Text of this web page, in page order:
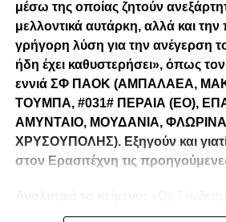
μέσω της οποίας ζητούν
μελλοντικά αυτάρκη, αλλά και την
γρήγορη λύση για την ανέγερση
ήδη έχει καθυστερήσει», όπως
εννιά ΣΦ ΠΑΟΚ (ΑΜΠΑΛΑΕΑ,
ΤΟΥΜΠΑ, #031# ΠΕΡΑΙΑ (ΕΟ),
ΑΜΥΝΤΑΙΟ, ΜΟΥΔΑΝΙΑ, ΦΛΩΡΙΝΑ
ΧΡΥΣΟΥΠΟΛΗΣ). Εξηγούν και
στον Ερασιτέχνη τις
λειτουργούμε καθημερινά με